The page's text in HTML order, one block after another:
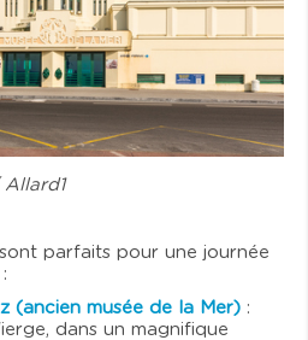
sont parfaits pour une journée
(ancien musée de la Mer) :
dans un magnifique